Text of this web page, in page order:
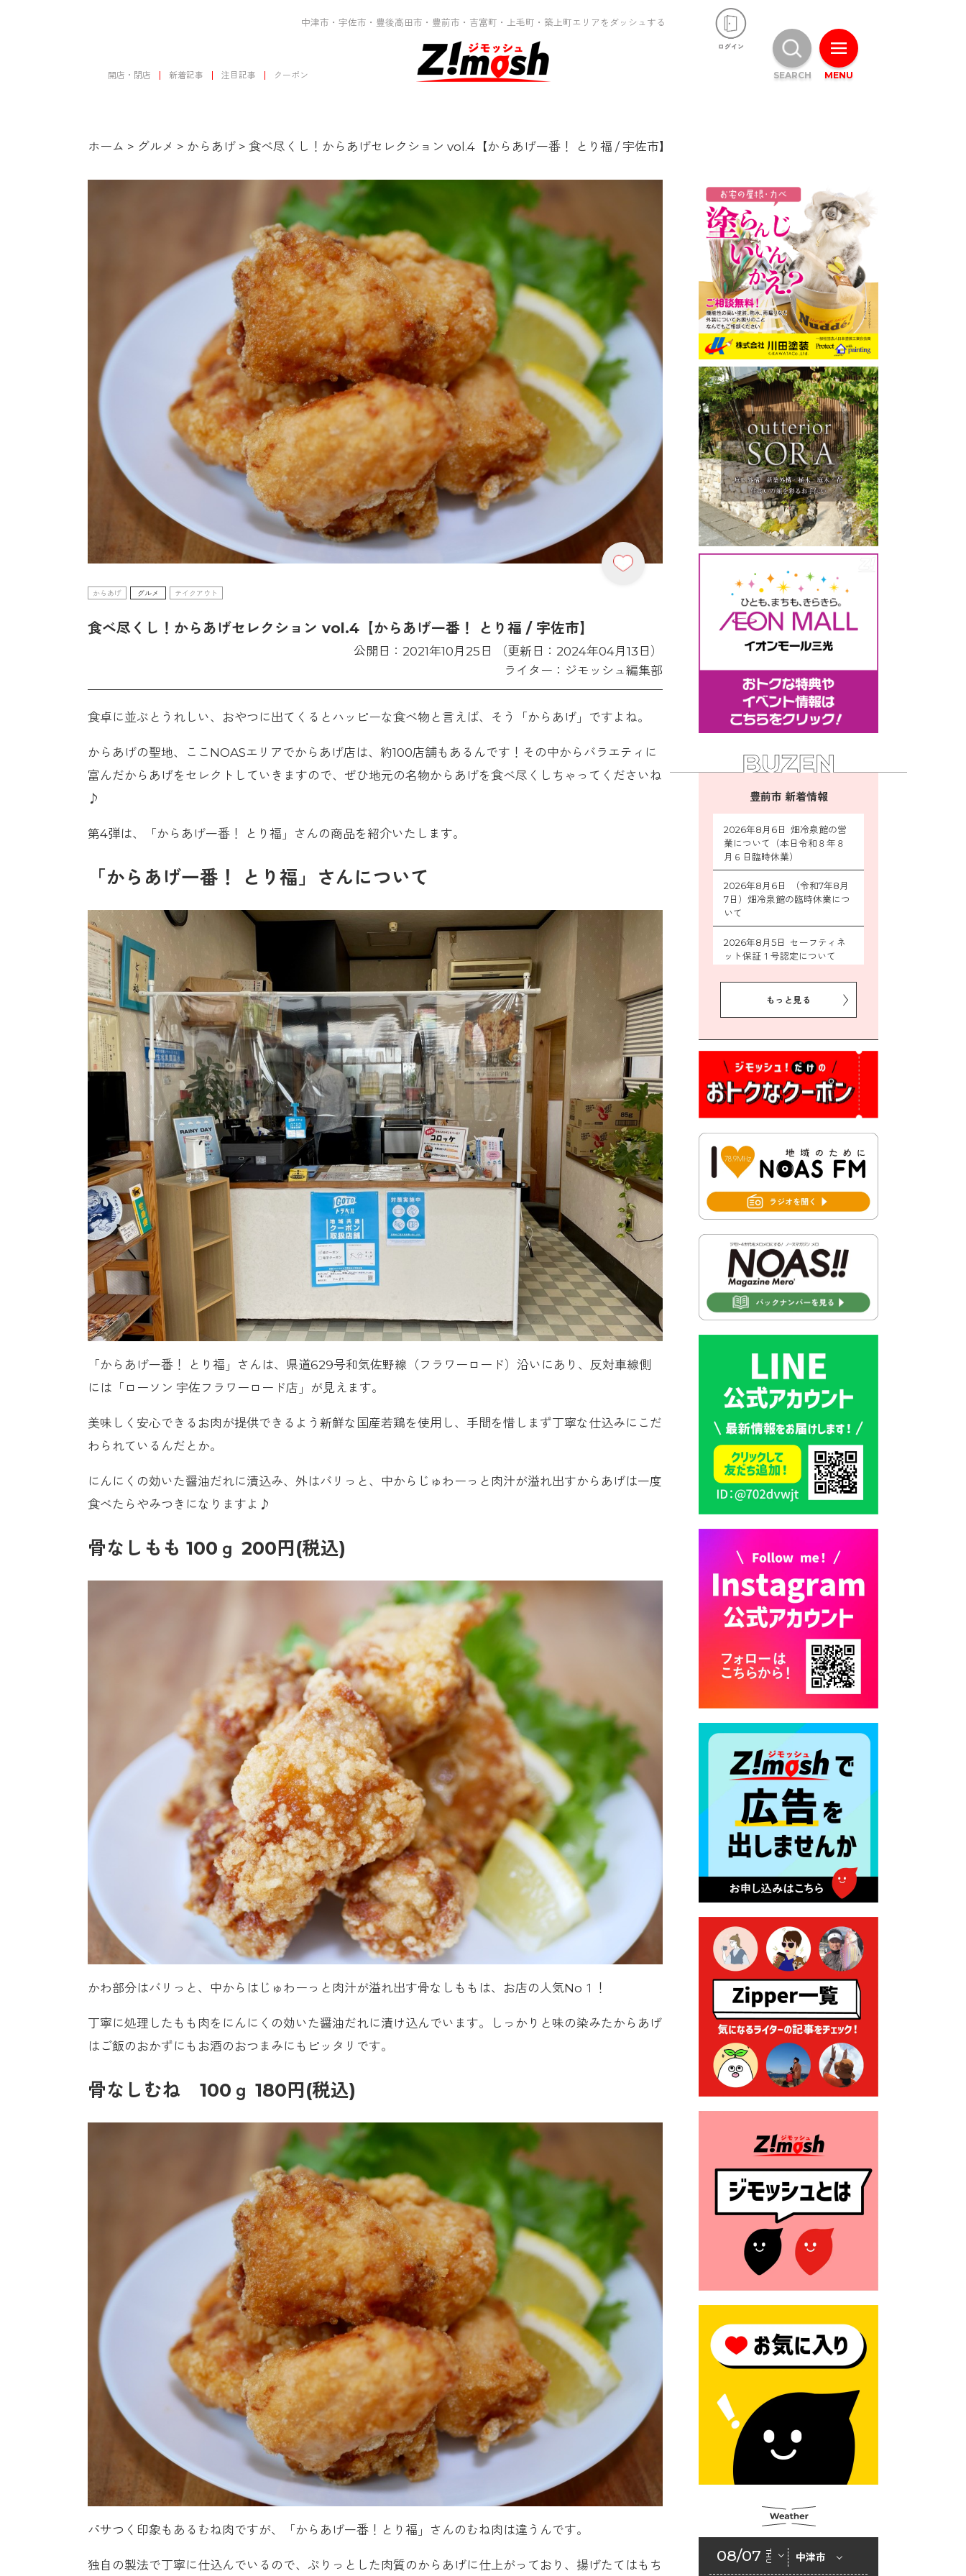
中津市・宇佐市・豊後高田市・豊前市・吉富町・上毛町・築上町エリアをダッシュする
開店・閉店 新着記事 注目記事 クーポン
ホーム > グルメ > からあげ > 食べ尽くし！からあげセレクション vol.4【からあげ一番！ とり福 / 宇佐市】
からあげ グルメ テイクアウト
食べ尽くし！からあげセレクション vol.4【からあげ一番！ とり福 / 宇佐市】
公開日：2021年10月25日 （更新日：2024年04月13日）
ライター：ジモッシュ編集部
食卓に並ぶとうれしい、おやつに出てくるとハッピーな食べ物と言えば、そう「からあげ」ですよね。
からあげの聖地、ここNOASエリアでからあげ店は、約100店舗もあるんです！その中からバラエティに
富んだからあげをセレクトしていきますので、ぜひ地元の名物からあげを食べ尽くしちゃってくださいね
♪
第4弾は、「からあげ一番！ とり福」さんの商品を紹介いたします。
「からあげ一番！ とり福」さんについて
「からあげ一番！ とり福」さんは、県道629号和気佐野線（フラワーロード）沿いにあり、反対車線側
には「ローソン 宇佐フラワーロード店」が見えます。
美味しく安心できるお肉が提供できるよう新鮮な国産若鶏を使用し、手間を惜しまず丁寧な仕込みにこだ
わられているんだとか。
にんにくの効いた醤油だれに漬込み、外はバリっと、中からじゅわーっと肉汁が溢れ出すからあげは一度
食べたらやみつきになりますよ♪
骨なしもも 100ｇ 200円(税込)
かわ部分はバリっと、中からはじゅわーっと肉汁が溢れ出す骨なしももは、お店の人気No１！
丁寧に処理したもも肉をにんにくの効いた醤油だれに漬け込んでいます。しっかりと味の染みたからあげ
はご飯のおかずにもお酒のおつまみにもピッタリです。
骨なしむね 100ｇ 180円(税込)
パサつく印象もあるむね肉ですが、「からあげ一番！とり福」さんのむね肉は違うんです。
独自の製法で丁寧に仕込んでいるので、ぷりっとした肉質のからあげに仕上がっており、揚げたてはもち
豊前市 新着情報
2026年8月6日 畑冷泉館の営
業について（本日令和８年８
月６日臨時休業）
2026年8月6日 （令和7年8月
7日）畑冷泉館の臨時休業につ
いて
2026年8月5日 セーフティネ
ット保証１号認定について
2026年8月5日 豊前市プレミ
アム付き商品券事業に関する
2026年8月5日 豊前市クリー
2026年8月3日 千束地域づく
り協議会
集！
地震義援金の受付について
総合計画後期基本計画策定業
務委託に係る質問回答につい
て
2026年7月31日 市税等の納付
書が変わります！
中学校の進捗状況について
2026年7月30日 豊前市立学校
再編成準備協議会
2026年7月30日 豊前市立学校
紹介≪再編計画の見直しにつ
いて≫
2026年7月29日 豊前市指定ご
み袋販売のお知らせ
催決定！
2026年7月28日 ごみ収集日の
お知らせ
2026年7月28日 令和8年度
京築地区水道企業団職員採用
試験（募集）
2026年7月27日 マイナンバー
カード交付に伴う休日および
平日夜間開庁の案内
2026年7月22日 令和８年度
「こども文化パスポート事
業」
2026年7月21日 卜仙の郷 お
盆期間の営業時間のお知らせ
2026年7月17日 バス経路検索
のご利用案内
2026年7月10日 台湾伝統音楽
団体 「北埔八音団・楽善軒」
公演開催のお知らせ
2026年7月9日 クラウドファ
ンディング型ふるさと納税の
実施について
2026年7月9日 農地法等に係
る各種申請に係る登記事項証
明書の添付省略について
2026年7月9日 廃食用油の回
収
2026年7月7日 「おゆずりコ
2026年7月1日 豊前市民プール
一般開放
2026年7月1日 「豊前市定住促
進奨励金」が始まります！
（令和８年４月１日施行）
2026年6月25日 指定ごみ袋価
格改定
2026年6月23日 公告一覧（市
市佐野・則尾育英会奨学生募
集の「てびき」
2026年6月18日 セアカゴケグ
モにご注意ください！
2026年6月17日 クーリングシ
ェルターの指定
センサス-活動調査
回定例会「一般質問一覧表」
もっと見る
08/07 THU 中津市
MENU
SEARCH